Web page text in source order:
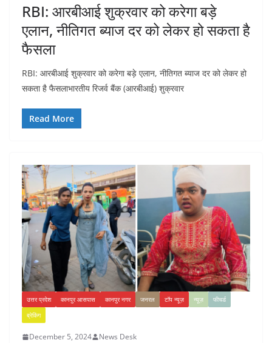
RBI: आरबीआई शुक्रवार को करेगा बड़े
एलान, नीतिगत ब्याज दर को लेकर हो सकता है
फैसला
RBI: आरबीआई शुक्रवार को करेगा बड़े एलान, नीतिगत ब्याज दर को लेकर हो
सकता है फैसलाभारतीय रिजर्व बैंक (आरबीआई) शुक्रवार
Read More
उत्तर प्रदेश कानपुर आसपास कानपुर नगर जनरल टॉप न्यूज़ न्यूज़
फीचर्ड
ब्रेकिंग
December 5, 2024 News Desk